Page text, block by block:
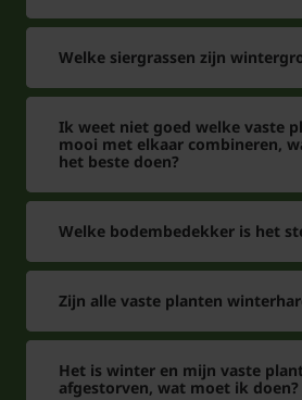
Welke siergrassen zijn
Ik weet niet goed welke vaste
mooi met elkaar combineren,
het beste doen?
Welke bodembedekker is het
Zijn alle vaste planten
Het is winter en mijn vaste
afgestorven, wat moet ik doen?